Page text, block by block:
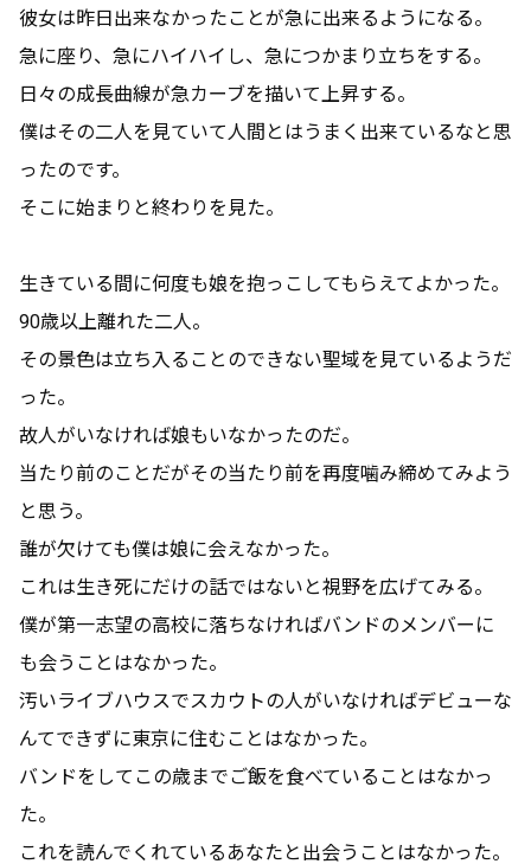
彼女は昨日出来なかったことが急に出来るようになる。
急に座り、急にハイハイし、急につかまり立ちをする。
日々の成長曲線が急カーブを描いて上昇する。
僕はその二人を見ていて人間とはうまく出来ているなと思
ったのです。
そこに始まりと終わりを見た。
生きている間に何度も娘を抱っこしてもらえてよかった。
90歳以上離れた二人。
その景色は立ち入ることのできない聖域を見ているようだ
った。
故人がいなければ娘もいなかったのだ。
当たり前のことだがその当たり前を再度噛み締めてみよう
と思う。
誰が欠けても僕は娘に会えなかった。
これは生き死にだけの話ではないと視野を広げてみる。
僕が第一志望の高校に落ちなければバンドのメンバーに
も会うことはなかった。
汚いライブハウスでスカウトの人がいなければデビューな
んてできずに東京に住むことはなかった。
バンドをしてこの歳までご飯を食べていることはなかっ
た。
これを読んでくれているあなたと出会うことはなかった。